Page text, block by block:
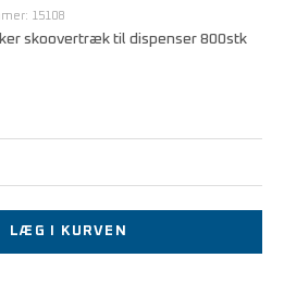
15108
skoovertræk til dispenser 800stk
LÆG I KURVEN